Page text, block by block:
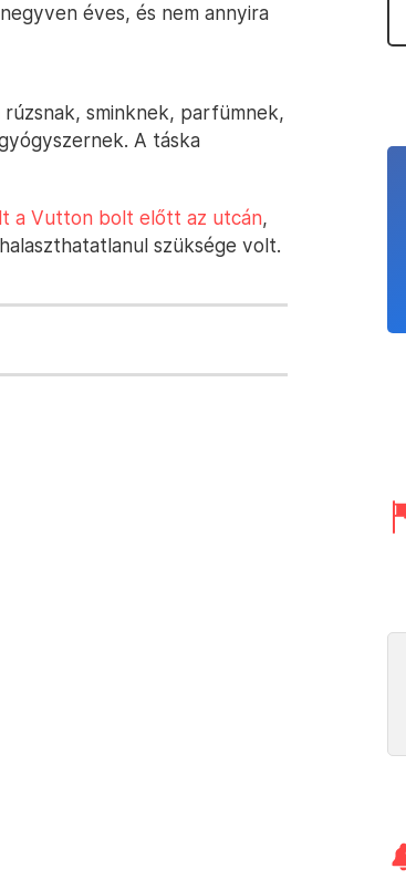
éves, és nem annyira
sminknek, parfümnek,
A táska
a Vutton bolt előtt az utcán,
szüksége volt.